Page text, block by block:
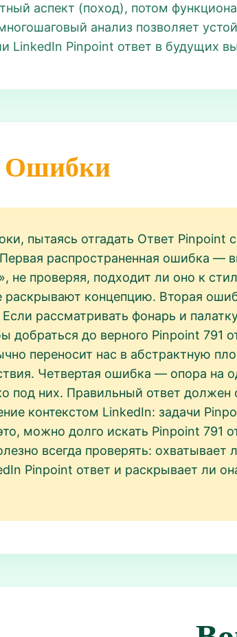
аспект (поход), потом
анализ позволяет
LinkedIn Pinpoint ответ в будущих
Ошибки
пытаясь отгадать Ответ Pinpoint
распространенная ошибка
не проверяя, подходит ли оно к
раскрывают концепцию. Вторая
рассматривать фонарь и
добраться до верного Pinpoint 791
переносит нас в абстрактную
Четвертая ошибка — опора на
под них. Правильный ответ
контекстом LinkedIn: задачи
можно долго искать Pinpoint 791
всегда проверять: охватывает
Pinpoint ответ и раскрывает ли